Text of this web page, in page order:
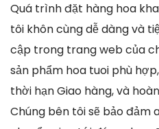
Quá trình đặt hàng hoa
tôi khôn cùng dễ dàng và
cập trong trang web của
sản phẩm hoa tuoi phù
thời hạn Giao hàng, và
Chúng bên tôi sẽ bảo đảm